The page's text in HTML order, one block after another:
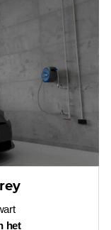
het